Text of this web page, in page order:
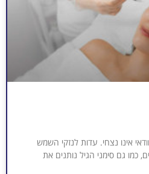
אינו נצחי. עדות לנזקי השמש
כמו גם סימני הגיל נותנים את